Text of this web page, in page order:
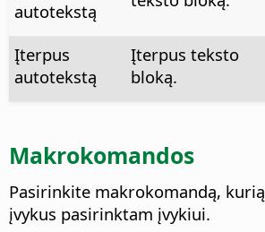
autotekstą
Įterpus
autotekstą
Įterpus teksto
bloką.
Makrokomandos
Pasirinkite makrokomandą,
įvykus pasirinktam įvykiui.